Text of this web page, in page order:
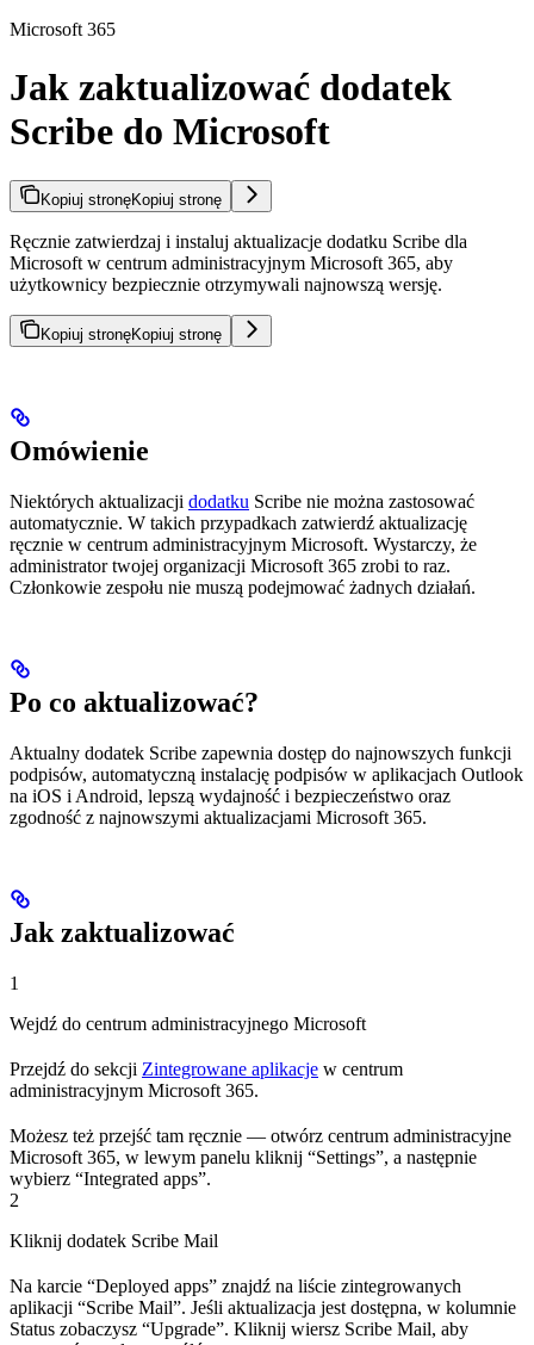
Microsoft 365
Jak zaktualizować dodatek
Scribe do Microsoft
Kopiuj stronęKopiuj stronę
Ręcznie zatwierdzaj i instaluj aktualizacje dodatku Scribe dla
Microsoft w centrum administracyjnym Microsoft 365, aby
użytkownicy bezpiecznie otrzymywali najnowszą wersję.
Kopiuj stronęKopiuj stronę
Omówienie
Niektórych aktualizacji dodatku Scribe nie można zastosować
automatycznie. W takich przypadkach zatwierdź aktualizację
ręcznie w centrum administracyjnym Microsoft. Wystarczy, że
administrator twojej organizacji Microsoft 365 zrobi to raz.
Członkowie zespołu nie muszą podejmować żadnych działań.
Po co aktualizować?
Aktualny dodatek Scribe zapewnia dostęp do najnowszych funkcji
podpisów, automatyczną instalację podpisów w aplikacjach Outlook
na iOS i Android, lepszą wydajność i bezpieczeństwo oraz
zgodność z najnowszymi aktualizacjami Microsoft 365.
Jak zaktualizować
1
Wejdź do centrum administracyjnego Microsoft
Przejdź do sekcji Zintegrowane aplikacje w centrum
administracyjnym Microsoft 365.
Możesz też przejść tam ręcznie — otwórz centrum administracyjne
Microsoft 365, w lewym panelu kliknij “Settings”, a następnie
wybierz “Integrated apps”.
2
Kliknij dodatek Scribe Mail
Na karcie “Deployed apps” znajdź na liście zintegrowanych
aplikacji “Scribe Mail”. Jeśli aktualizacja jest dostępna, w kolumnie
Status zobaczysz “Upgrade”. Kliknij wiersz Scribe Mail, aby